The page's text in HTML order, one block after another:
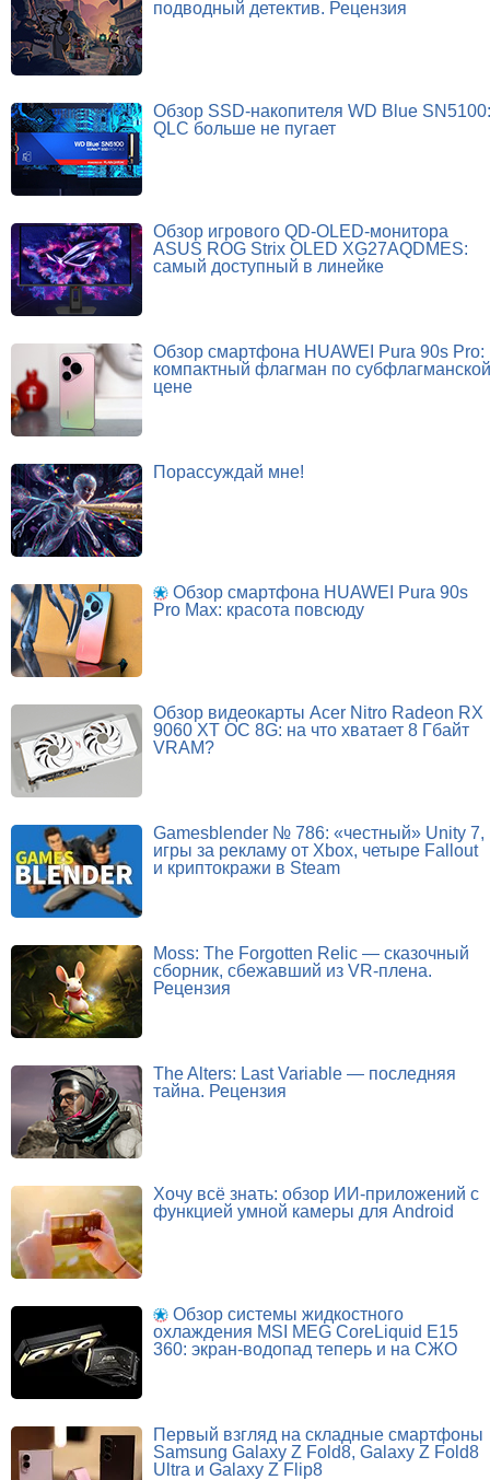
подводный детектив. Рецензия
Обзор SSD-накопителя WD Blue SN5100:
QLC больше не пугает
Обзор игрового QD-OLED-монитора
ASUS ROG Strix OLED XG27AQDMES:
самый доступный в линейке
Обзор смартфона HUAWEI Pura 90s Pro:
компактный флагман по субфлагманской
цене
Порассуждай мне!
Обзор смартфона HUAWEI Pura 90s
Pro Max: красота повсюду
Обзор видеокарты Acer Nitro Radeon RX
9060 XT OC 8G: на что хватает 8 Гбайт
VRAM?
Gamesblender № 786: «честный» Unity 7,
игры за рекламу от Xbox, четыре Fallout
и криптокражи в Steam
Moss: The Forgotten Relic — сказочный
сборник, сбежавший из VR-плена.
Рецензия
The Alters: Last Variable — последняя
тайна. Рецензия
Хочу всё знать: обзор ИИ-приложений с
функцией умной камеры для Android
Обзор системы жидкостного
охлаждения MSI MEG CoreLiquid E15
360: экран-водопад теперь и на СЖО
Первый взгляд на складные смартфоны
Samsung Galaxy Z Fold8, Galaxy Z Fold8
Ultra и Galaxy Z Flip8